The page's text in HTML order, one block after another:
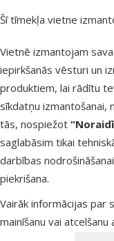
Šī tīmekļa vietne
Vietnē izmantojam
iepirkšanās vēsturi un
produktiem, lai rādītu
sīkdatņu izmantošanai,
tās, nospiežot
saglabāsim tikai
darbības
piekrišana.
Vairāk informācijas par
mainīšanu vai atcelšanu
Groom Professional
Juwel
KAY
KONG
Lets Play
Magic Cat
Marina